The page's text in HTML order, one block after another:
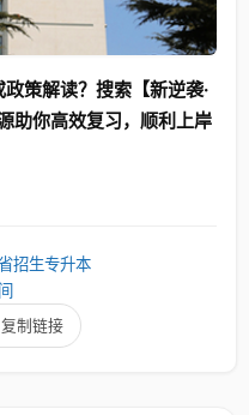
策解读？搜索【新逆袭·
助你高效复习，顺利上岸
招生专升本
制链接